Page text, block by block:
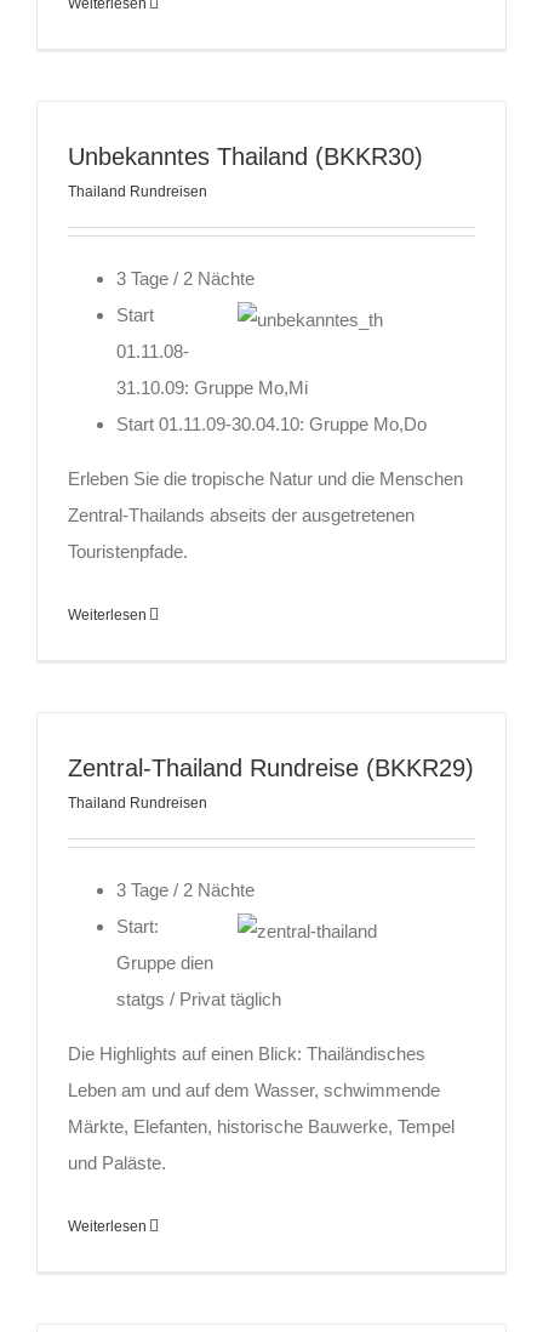
Weiterlesen
Unbekanntes Thailand (BKKR30)
Thailand Rundreisen
3 Tage / 2 Nächte
Start
01.11.08-
31.10.09: Gruppe Mo,Mi
Start 01.11.09-30.04.10: Gruppe Mo,Do
Erleben Sie die tropische Natur und die Menschen
Zentral-Thailands abseits der ausgetretenen
Touristenpfade.
Weiterlesen
Zentral-Thailand Rundreise (BKKR29)
Thailand Rundreisen
3 Tage / 2 Nächte
Start:
Gruppe dien
statgs / Privat täglich
Die Highlights auf einen Blick: Thailändisches
Leben am und auf dem Wasser, schwimmende
Märkte, Elefanten, historische Bauwerke, Tempel
und Paläste.
Weiterlesen